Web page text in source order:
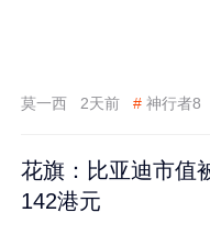
莫一西 2天前 # 神行者8
花旗：比亚迪市值
142港元